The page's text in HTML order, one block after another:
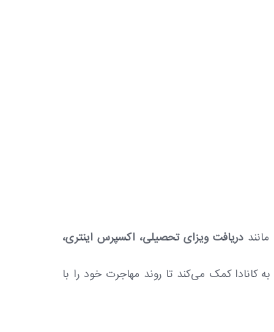
ماننددریافت ویزای تحصیلی، اکسپرس اینتری،
کانادا کمک می‌کند تا روند مهاجرت خود را با